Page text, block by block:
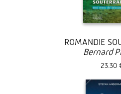
ROMANDIE
Bernard
23.30